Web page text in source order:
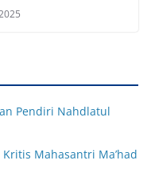
Pendiri Nahdlatul
Mahasantri Ma’had